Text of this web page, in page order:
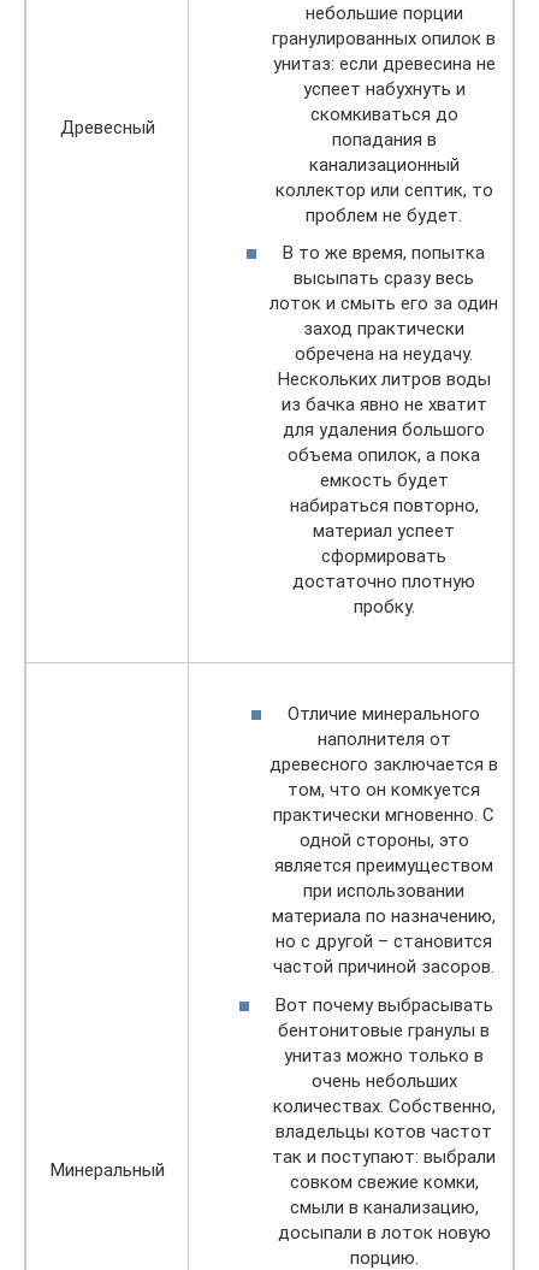
Древесный
небольшие порции
гранулированных опилок в
унитаз: если древесина не
успеет набухнуть и
скомкиваться до
попадания в
канализационный
коллектор или септик, то
проблем не будет.
В то же время, попытка
высыпать сразу весь
лоток и смыть его за один
заход практически
обречена на неудачу.
Нескольких литров воды
из бачка явно не хватит
для удаления большого
объема опилок, а пока
емкость будет
набираться повторно,
материал успеет
сформировать
достаточно плотную
пробку.
Минеральный
Отличие минерального
наполнителя от
древесного заключается в
том, что он комкуется
практически мгновенно. С
одной стороны, это
является преимуществом
при использовании
материала по назначению,
но с другой – становится
частой причиной засоров.
Вот почему выбрасывать
бентонитовые гранулы в
унитаз можно только в
очень небольших
количествах. Собственно,
владельцы котов частот
так и поступают: выбрали
совком свежие комки,
смыли в канализацию,
досыпали в лоток новую
порцию.